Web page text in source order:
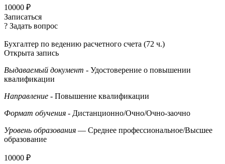
10000 ₽
Записаться
? Задать вопрос
Бухгалтер по ведению расчетного счета (72 ч.)
Открыта запись
Выдаваемый документ - Удостоверение о повышении
квалификации
Направление - Повышение квалификации
Формат обучения - Дистанционно/Очно/Очно-заочно
Уровень образования — Среднее профессиональное/Высшее
образование
10000 ₽